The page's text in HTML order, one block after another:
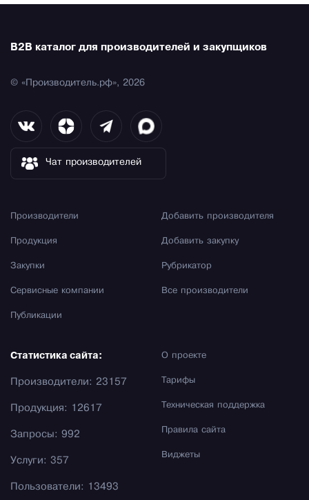
B2B каталог для производителей и закупщиков
© «Производитель.рф», 2026
Чат производителей
Производители
Продукция
Закупки
Сервисные компании
Публикации
Добавить производителя
Добавить закупку
Рубрикатор
Все производители
О проекте
Тарифы
Техническая поддержка
Правила сайта
Виджеты
Статистика сайта:
Производители: 23157
Продукция: 12617
Запросы: 992
Услуги: 357
Пользователи: 13493